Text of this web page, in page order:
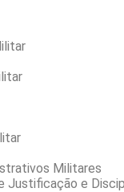
Militares
Justificação e